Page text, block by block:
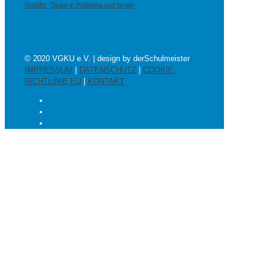
Schäfer Taube in Palästina und Israel
© 2020 VGKU e.V. | design by derSchulmeister
IMPRESSUM
DATENSCHUTZ
COOKIE-
RICHTLINIE EU
KONTAKT